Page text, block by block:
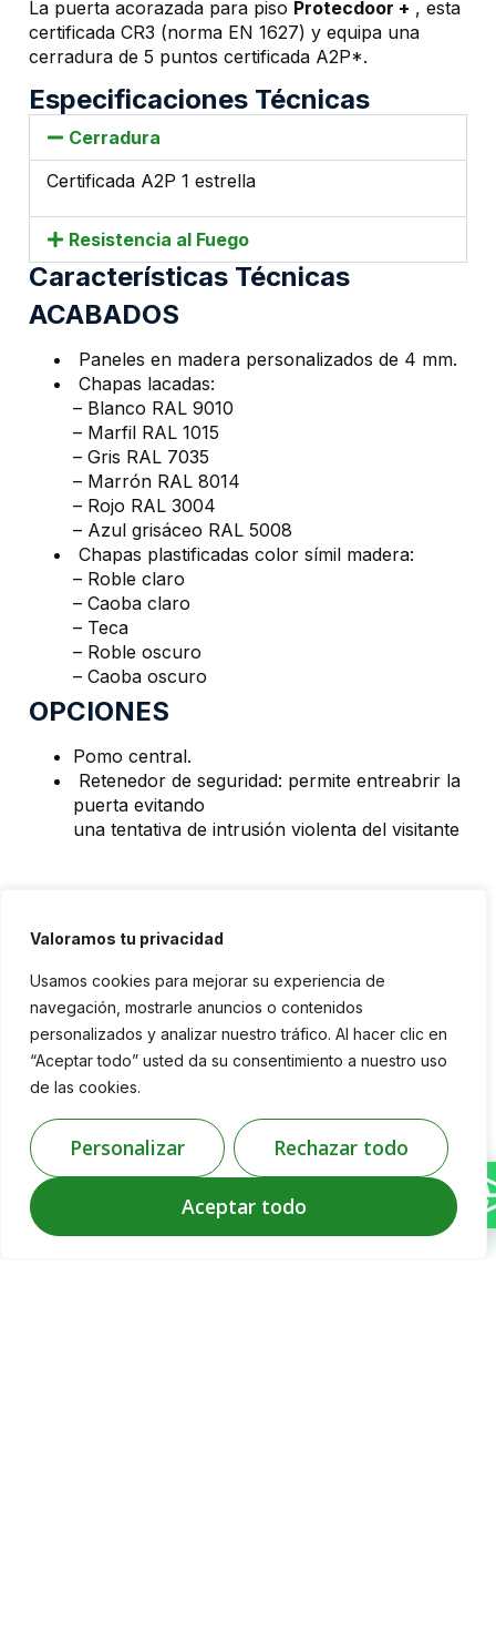
Valoramos tu privacidad
Usamos cookies para mejorar su experiencia de
navegación, mostrarle anuncios o contenidos
personalizados y analizar nuestro tráfico. Al hacer clic en
“Aceptar todo” usted da su consentimiento a nuestro uso
de las cookies.
Personalizar Rechazar todo
Aceptar todo
La puerta acorazada para piso Protecdoor + , esta
certificada CR3 (norma EN 1627) y equipa una
cerradura de 5 puntos certificada A2P*.
Especificaciones Técnicas
Cerradura
Certificada A2P 1 estrella
Resistencia al Fuego
Características Técnicas
ACABADOS
Paneles en madera personalizados de 4 mm.
Chapas lacadas:
– Blanco RAL 9010
– Marfil RAL 1015
– Gris RAL 7035
– Marrón RAL 8014
– Rojo RAL 3004
– Azul grisáceo RAL 5008
Chapas plastificadas color símil madera:
– Roble claro
– Caoba claro
– Teca
– Roble oscuro
– Caoba oscuro
OPCIONES
Pomo central.
Retenedor de seguridad: permite entreabrir la
puerta evitando
una tentativa de intrusión violenta del visitante
Ibérica
Seguridad es la
experiencia de
distintas
trayectorias
en el ámbito de
Proveedores
Fitchet
Kiuso
Contacto
Polígono
Industrial
101, C.P:
04009
Almería
Leonardo,